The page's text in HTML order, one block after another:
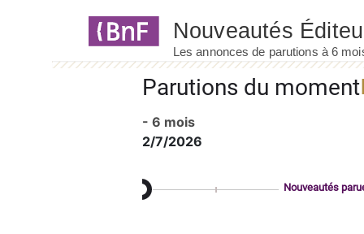
Parutions du moment
- 6 mois
2/7/2026
Nouveautés